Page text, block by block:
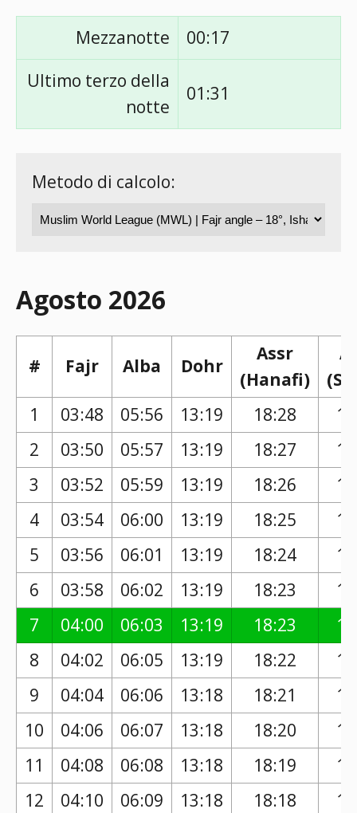
Mezzanotte
00:17
Ultimo terzo della
notte
01:31
Metodo di calcolo:
Agosto 2026
# Fajr Alba Dohr
Assr
(Hanafi)
1
03:48 05:56 13:19 18:28
2
03:50 05:57 13:19 18:27
3
03:52 05:59 13:19 18:26
4
03:54 06:00 13:19 18:25
5
03:56 06:01 13:19 18:24
6
03:58 06:02 13:19 18:23
7
04:00 06:03 13:19 18:23
8
04:02 06:05 13:19 18:22
9
04:04 06:06 13:18 18:21
10
04:06 06:07 13:18 18:20
11
04:08 06:08 13:18 18:19
12
04:10 06:09 13:18 18:18